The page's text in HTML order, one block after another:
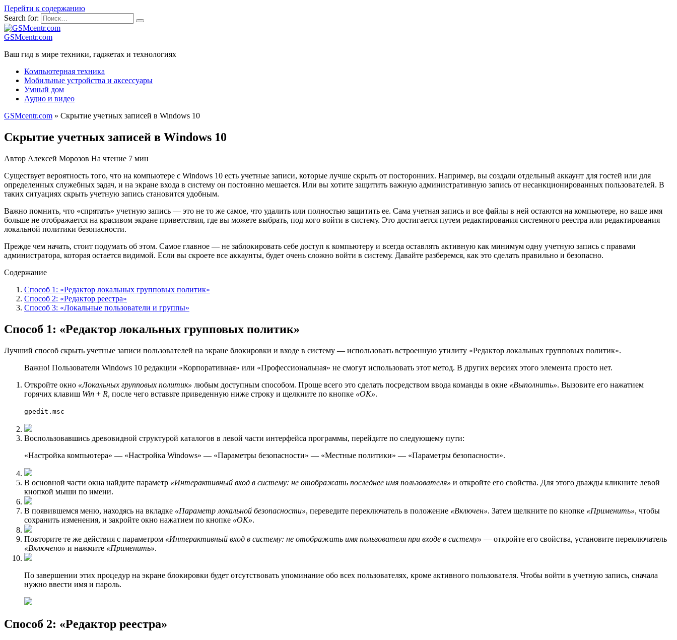
Перейти к содержанию
Search for:
GSMcentr.com
Ваш гид в мире техники, гаджетах и технологиях
Компьютерная техника
Мобильные устройства и аксессуары
Умный дом
Аудио и видео
GSMcentr.com » Скрытие учетных записей в Windows 10
Скрытие учетных записей в Windows 10
Автор Алексей Морозов На чтение 7 мин
Существует вероятность того, что на компьютере с Windows 10 есть учетные записи, которые лучше скрыть от посторонних. Например, вы создали отдельный аккаунт для гостей или для
определенных служебных задач, и на экране входа в систему он постоянно мешается. Или вы хотите защитить важную административную запись от несанкционированных пользователей. В
таких ситуациях скрыть учетную запись становится удобным.
Важно помнить, что «cпрятать» учетную запись — это не то же самое, что удалить или полностью защитить ее. Сама учетная запись и все файлы в ней остаются на компьютере, но ваше имя
больше не отображается на красивом экране приветствия, где вы можете выбрать, под кого войти в систему. Это достигается путем редактирования системного реестра или редактирования
локальной политики безопасности.
Прежде чем начать, стоит подумать об этом. Самое главное — не заблокировать себе доступ к компьютеру и всегда оставлять активную как минимум одну учетную запись с правами
администратора, которая остается видимой. Если вы скроете все аккаунты, будет очень сложно войти в систему. Давайте разберемся, как это сделать правильно и безопасно.
Содержание
Способ 1: «Редактор локальных групповых политик»
Способ 2: «Редактор реестра»
Способ 3: «Локальные пользователи и группы»
Способ 1: «Редактор локальных групповых политик»
Лучший способ скрыть учетные записи пользователей на экране блокировки и входе в систему — использовать встроенную утилиту «Редактор локальных групповых политик».
Важно! Пользователи Windows 10 редакции «Корпоративная» или «Профессиональная» не смогут использовать этот метод. В других версиях этого элемента просто нет.
Откройте окно «Локальных групповых политик» любым доступным способом. Проще всего это сделать посредством ввода команды в окне «Выполнить». Вызовите его нажатием
горячих клавиш Win + R, после чего вставьте приведенную ниже строку и щелкните по кнопке «ОК».
gpedit.msc
Воспользовавшись древовидной структурой каталогов в левой части интерфейса программы, перейдите по следующему пути:
«Настройка компьютера» — «Настройка Windows» — «Параметры безопасности» — «Местные политики» — «Параметры безопасности».
В основной части окна найдите параметр «Интерактивный вход в систему: не отображать последнее имя пользователя» и откройте его свойства. Для этого дважды кликните левой
кнопкой мыши по имени.
В появившемся меню, находясь на вкладке «Параметр локальной безопасности», переведите переключатель в положение «Включен». Затем щелкните по кнопке «Применить», чтобы
сохранить изменения, и закройте окно нажатием по кнопке «ОК».
Повторите те же действия с параметром «Интерактивный вход в систему: не отображать имя пользователя при входе в систему» — откройте его свойства, установите переключатель
«Включено» и нажмите «Применить».
По завершении этих процедур на экране блокировки будет отсутствовать упоминание обо всех пользователях, кроме активного пользователя. Чтобы войти в учетную запись, сначала
нужно ввести имя и пароль.
Способ 2: «Редактор реестра»